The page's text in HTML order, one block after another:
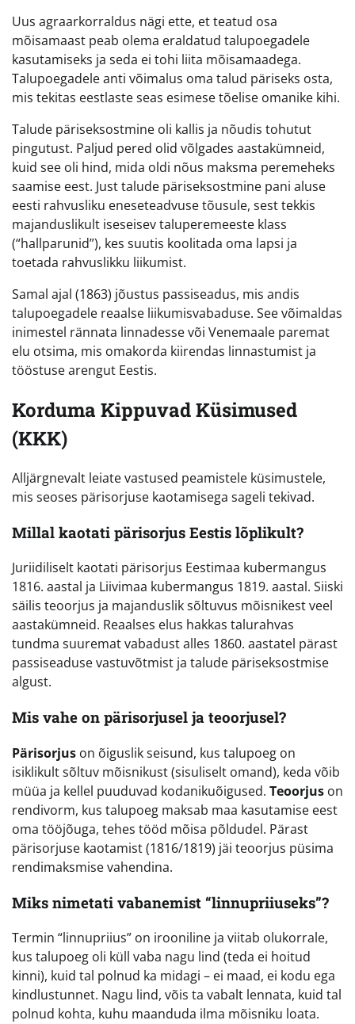
Uus agraarkorraldus nägi ette, et teatud osa
mõisamaast peab olema eraldatud talupoegadele
kasutamiseks ja seda ei tohi liita mõisamaadega.
Talupoegadele anti võimalus oma talud päriseks osta,
mis tekitas eestlaste seas esimese tõelise omanike kihi.
Talude päriseksostmine oli kallis ja nõudis tohutut
pingutust. Paljud pered olid võlgades aastakümneid,
kuid see oli hind, mida oldi nõus maksma peremeheks
saamise eest. Just talude päriseksostmine pani aluse
eesti rahvusliku eneseteadvuse tõusule, sest tekkis
majanduslikult iseseisev taluperemeeste klass
(“hallparunid”), kes suutis koolitada oma lapsi ja
toetada rahvuslikku liikumist.
Samal ajal (1863) jõustus passiseadus, mis andis
talupoegadele reaalse liikumisvabaduse. See võimaldas
inimestel rännata linnadesse või Venemaale paremat
elu otsima, mis omakorda kiirendas linnastumist ja
tööstuse arengut Eestis.
Korduma Kippuvad Küsimused
(KKK)
Alljärgnevalt leiate vastused peamistele küsimustele,
mis seoses pärisorjuse kaotamisega sageli tekivad.
Millal kaotati pärisorjus Eestis lõplikult?
Juriidiliselt kaotati pärisorjus Eestimaa kubermangus
1816. aastal ja Liivimaa kubermangus 1819. aastal. Siiski
säilis teoorjus ja majanduslik sõltuvus mõisnikest veel
aastakümneid. Reaalses elus hakkas talurahvas
tundma suuremat vabadust alles 1860. aastatel pärast
passiseaduse vastuvõtmist ja talude päriseksostmise
algust.
Mis vahe on pärisorjusel ja teoorjusel?
Pärisorjus on õiguslik seisund, kus talupoeg on
isiklikult sõltuv mõisnikust (sisuliselt omand), keda võib
müüa ja kellel puuduvad kodanikuõigused. Teoorjus on
rendivorm, kus talupoeg maksab maa kasutamise eest
oma tööjõuga, tehes tööd mõisa põldudel. Pärast
pärisorjuse kaotamist (1816/1819) jäi teoorjus püsima
rendimaksmise vahendina.
Miks nimetati vabanemist “linnupriiuseks”?
Termin “linnupriius” on irooniline ja viitab olukorrale,
kus talupoeg oli küll vaba nagu lind (teda ei hoitud
kinni), kuid tal polnud ka midagi – ei maad, ei kodu ega
kindlustunnet. Nagu lind, võis ta vabalt lennata, kuid tal
polnud kohta, kuhu maanduda ilma mõisniku loata.